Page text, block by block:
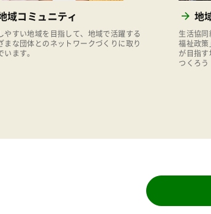
域コミュニティ
やすい地域を目指して、地域で活躍する
まな団体とのネットワークづくりに取り
ます。
地
生活協
福祉政
が目指
つくろ